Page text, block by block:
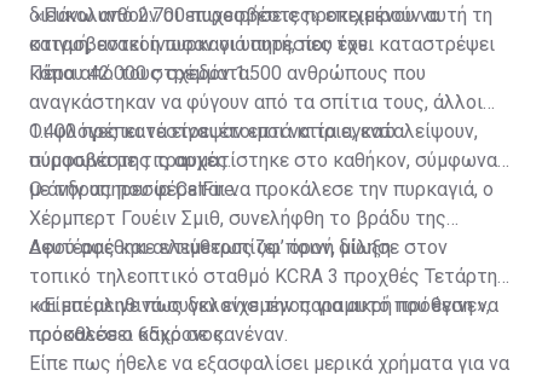
διευκολυνθούν οι επιχειρήσεις προκειμένου να
κατασβεστεί η πυρκαγιά αυτή, που έχει καταστρέψει
κάπου 42.000 στρέμματα.
«Πάνω από 2.700 πυροσβέστες» επιχειρούν αυτή τη
στιγμή, ανακοίνωσαν οι υπηρεσίες του.
Πέρα από τους σχεδόν 1.500 ανθρώπους που
αναγκάστηκαν να φύγουν από τα σπίτια τους, άλλοι
1.400 πρέπει να είναι έτοιμοι να τα εγκαταλείψουν,
σύμφωνα με τις αρχές.
Οι φλόγες κατέστρεψαν επτά κτίρια, ενώ
πυροσβέστης τραυματίστηκε στο καθήκον, σύμφωνα
με την υπηρεσία CalFire.
Ο άνδρας που φέρεται να προκάλεσε την πυρκαγιά, ο
Χέρμπερτ Γουέιν Σμιθ, συνελήφθη το βράδυ της
Δευτέρας και αντιμετωπίζει ποινή δίωξη.
Αφού αφέθηκε ελεύθερος υφ’ όρον, μίλησε στον
τοπικό τηλεοπτικό σταθμό KCRA 3 προχθές Τετάρτη
και επέμεινε πως δεν είχε την παραμικρή πρόθεση να
προκαλέσει κακό σε κανέναν.
«Είμαι αληθινά συγκλονισμένος για αυτό που έγινε»,
πρόσθεσε ο 65χρονος.
Είπε πως ήθελε να εξασφαλίσει μερικά χρήματα για να